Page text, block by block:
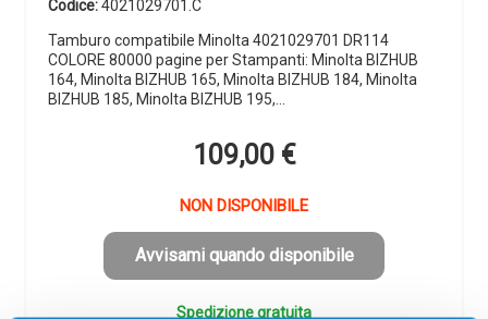
Codice:4021029701.C
Tamburo compatibile Minolta 4021029701 DR114
COLORE 80000 pagine per Stampanti: Minolta BIZHUB
164, Minolta BIZHUB 165, Minolta BIZHUB 184, Minolta
BIZHUB 185, Minolta BIZHUB 195,…
109,00 €
NON DISPONIBILE
Avvisami quando disponibile
Spedizione gratuita